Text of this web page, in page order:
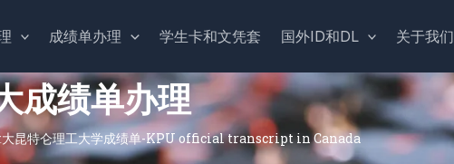
成绩单办理 学生卡和文凭套 国外ID和DL 关于我们
成绩单办理
大昆特仑理工大学成绩单-KPU official transcript in Canada